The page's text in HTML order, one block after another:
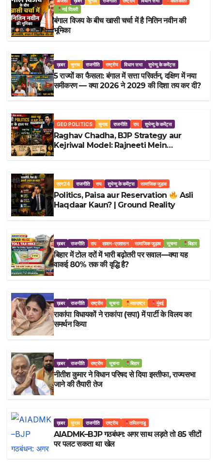
नई दिल्ली
बंगाल विजय के बीच खासी चर्चा में है नितिन नवीन की
भूमिका
ख़बर चुनाव राजनीति राष्ट्रीय विधान सभा शुभेन्दु के कमेंट्स
5 राज्यों का फैसला: बंगाल में सत्ता परिवर्तन, दक्षिण में नया
समीकरण — क्या 2026 ने 2029 की दिशा तय कर दी?
GEO POLITICS चुनाव राजनीति राय शुभेन्दु के कमेंट्स
Raghav Chadha, BJP Strategy aur
Kejriwal Model: Rajneeti Mein
एएन24 राजनीति राय शुभेन्दु के कमेंट्स सामाजिक जुड़ाव
Politics, Paisa aur Reservation
Asli
Haqdaar Kaun? | Ground Reality
ख़बर राजनीति राय शाशन-प्रशासन सामाजिक जुड़ाव सूचना बिहार
बिहार में टोल दरों में भारी बढ़ोतरी पर सवाल—क्या यह
वाकई 80% तक की वृद्धि है?
ख़बर राजनीति राष्ट्रीय सूचना महाराष्ट्र मुंबई
राकांपा विधायकों ने राकांपा (सपा) में पार्टी के विलय का
समर्थन किया
ख़बर राजनीति राष्ट्रीय सूचना बिहार
नीतीश कुमार ने विधान परिषद से दिया इस्तीफा, राज्यसभा
जाने की तैयारी तेज
ख़बर चुनाव राजनीति राष्ट्रीय तमिलनाडु
AIADMK–BJP गठबंधन: अगर साथ लड़ते तो 85 सीटों
पर पलट सकता था खेल